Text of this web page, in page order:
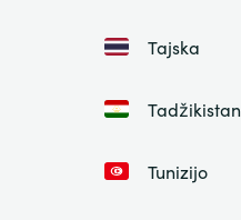
Tajska
Tadžikistan
Tunizijo